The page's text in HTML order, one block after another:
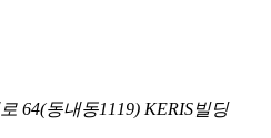
64(동내동1119) KERIS빌딩